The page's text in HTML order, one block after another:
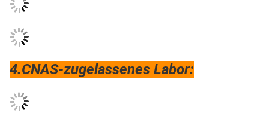
4.CNAS-zugelassenes Labor: